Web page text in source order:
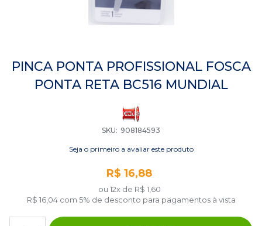
para
oPINCA PONTA PROFISSIONAL FOSCA
PONTA RETA BC516 MUNDIAL
SKU 908184593
Seja o primeiro a avaliar este produto
R$ 16,88
ou 12x de R$ 1,60
R$ 16,04 com 5% de desconto para pagamentos à vista